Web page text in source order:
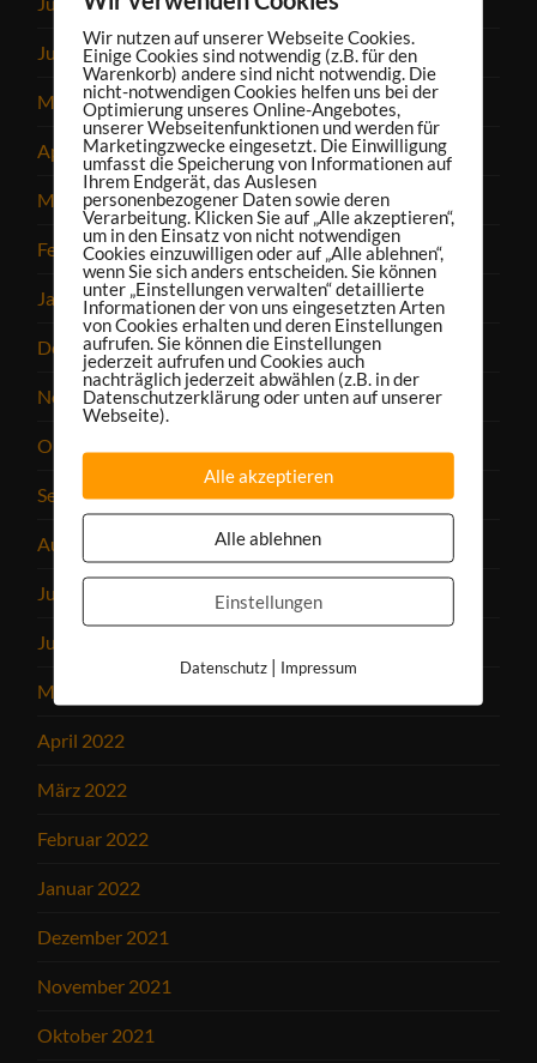
Juni 2023
Mai 2023
April 2023
März 2023
Februar 2023
Januar 2023
Dezember 2022
November 2022
Oktober 2022
September 2022
August 2022
Juli 2022
Juni 2022
Mai 2022
April 2022
März 2022
Februar 2022
Januar 2022
Dezember 2021
November 2021
Oktober 2021
Wir nutzen auf unserer Webseite Cookies.
Einige Cookies sind notwendig (z.B. für den
Warenkorb) andere sind nicht notwendig. Die
nicht-notwendigen Cookies helfen uns bei der
Optimierung unseres Online-Angebotes,
unserer Webseitenfunktionen und werden für
Marketingzwecke eingesetzt. Die Einwilligung
umfasst die Speicherung von Informationen auf
Ihrem Endgerät, das Auslesen
personenbezogener Daten sowie deren
Verarbeitung. Klicken Sie auf „Alle akzeptieren“,
um in den Einsatz von nicht notwendigen
Cookies einzuwilligen oder auf „Alle ablehnen“,
wenn Sie sich anders entscheiden. Sie können
unter „Einstellungen verwalten“ detaillierte
Informationen der von uns eingesetzten Arten
von Cookies erhalten und deren Einstellungen
aufrufen. Sie können die Einstellungen
jederzeit aufrufen und Cookies auch
nachträglich jederzeit abwählen (z.B. in der
Datenschutzerklärung oder unten auf unserer
Webseite).
Alle akzeptieren
Alle ablehnen
Einstellungen
Datenschutz| Impressum